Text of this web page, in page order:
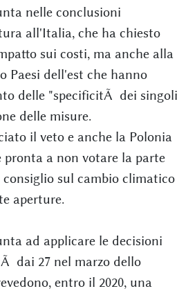
nelle conclusioni
all'Italia, che ha chiesto
sui costi, ma anche alla
Paesi dell'est che hanno
delle "specificitÃ dei singoli
delle misure.
il veto e anche la Polonia
pronta a non votare la parte
sul cambio climatico
aperture.
ad applicare le decisioni
dai 27 nel marzo dello
entro il 2020, una